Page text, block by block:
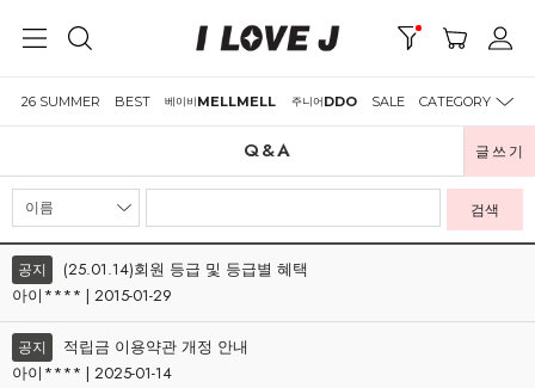
26 SUMMER BEST 베이비MELLMELL 주니어DDO SALE CATEGORY
Q&A 글쓰기
검색
공지
(25.01.14)회원 등급 및 등급별 혜택
아이**** | 2015-01-29
공지
적립금 이용약관 개정 안내
아이**** | 2025-01-14